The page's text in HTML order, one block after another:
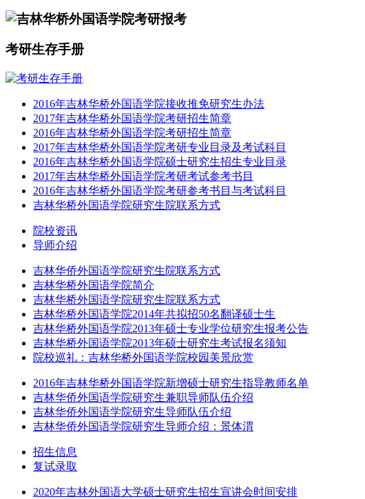
考研生存手册
2016年吉林华桥外国语学院接收推免研究生办法
2017年吉林华桥外国语学院考研招生简章
2016年吉林华桥外国语学院考研招生简章
2017年吉林华桥外国语学院考研专业目录及考试科目
2016年吉林华桥外国语学院硕士研究生招生专业目录
2017年吉林华桥外国语学院考研考试参考书目
2016年吉林华桥外国语学院考研参考书目与考试科目
吉林华桥外国语学院研究生院联系方式
院校资讯
导师介绍
吉林华侨外国语学院研究生院联系方式
吉林华桥外国语学院简介
吉林华桥外国语学院研究生院联系方式
吉林华桥外国语学院2014年共拟招50名翻译硕士生
吉林华桥外国语学院2013年硕士专业学位研究生报考公告
吉林华桥外国语学院2013年硕士研究生考试报名须知
院校巡礼：吉林华桥外国语学院校园美景欣赏
2016年吉林华桥外国语学院新增硕士研究生指导教师名单
吉林华侨外国语学院研究生兼职导师队伍介绍
吉林华侨外国语学院研究生导师队伍介绍
吉林华侨外国语学院研究生导师介绍：景体渭
招生信息
复试录取
2020年吉林外国语大学硕士研究生招生宣讲会时间安排